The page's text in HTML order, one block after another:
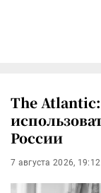
The
России
7 августа 2026, 19:12